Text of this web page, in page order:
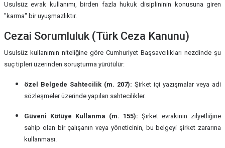
Usulsüz evrak kullanımı, birden fazla hukuk disiplininin konusuna giren
"karma" bir uyuşmazlıktır.
Cezai Sorumluluk (Türk Ceza Kanunu)
Usulsüz kullanımın niteliğine göre Cumhuriyet Başsavcılıkları nezdinde şu
suç tipleri üzerinden soruşturma yürütülür:
özel Belgede Sahtecilik (m. 207): Şirket içi yazışmalar veya adi
sözleşmeler üzerinde yapılan sahtecilikler.
Güveni Kötüye Kullanma (m. 155): Şirket evrakının zilyetliğine
sahip olan bir çalışanın veya yöneticinin, bu belgeyi şirket zararına
kullanması.